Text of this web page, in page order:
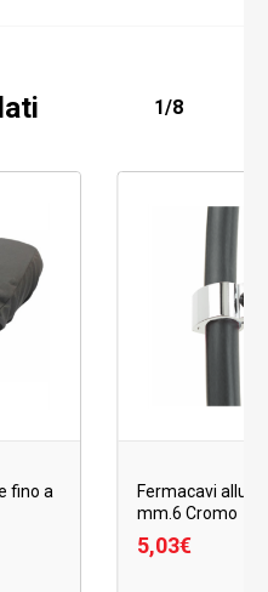
1/8
fino a
Fermacavi
mm.6 Cromo
5,03€